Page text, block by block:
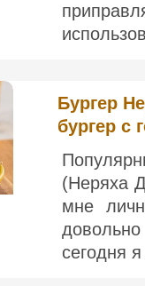
Бургер
бургер с
(Неряха
мне
сегодня